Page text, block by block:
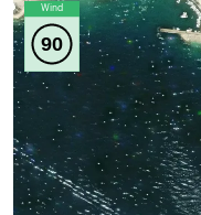
Wind
90